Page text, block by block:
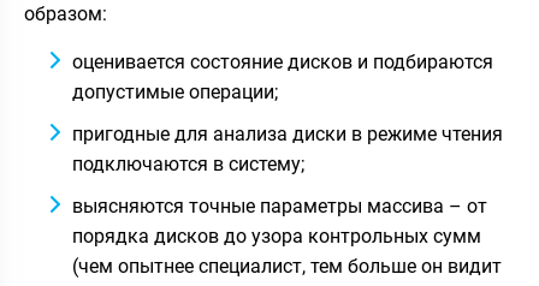
образом:
оценивается состояние дисков и подбираются
допустимые операции;
пригодные для анализа диски в режиме чтения
подключаются в систему;
выясняются точные параметры массива – от
порядка дисков до узора контрольных сумм
(чем опытнее специалист, тем больше он видит